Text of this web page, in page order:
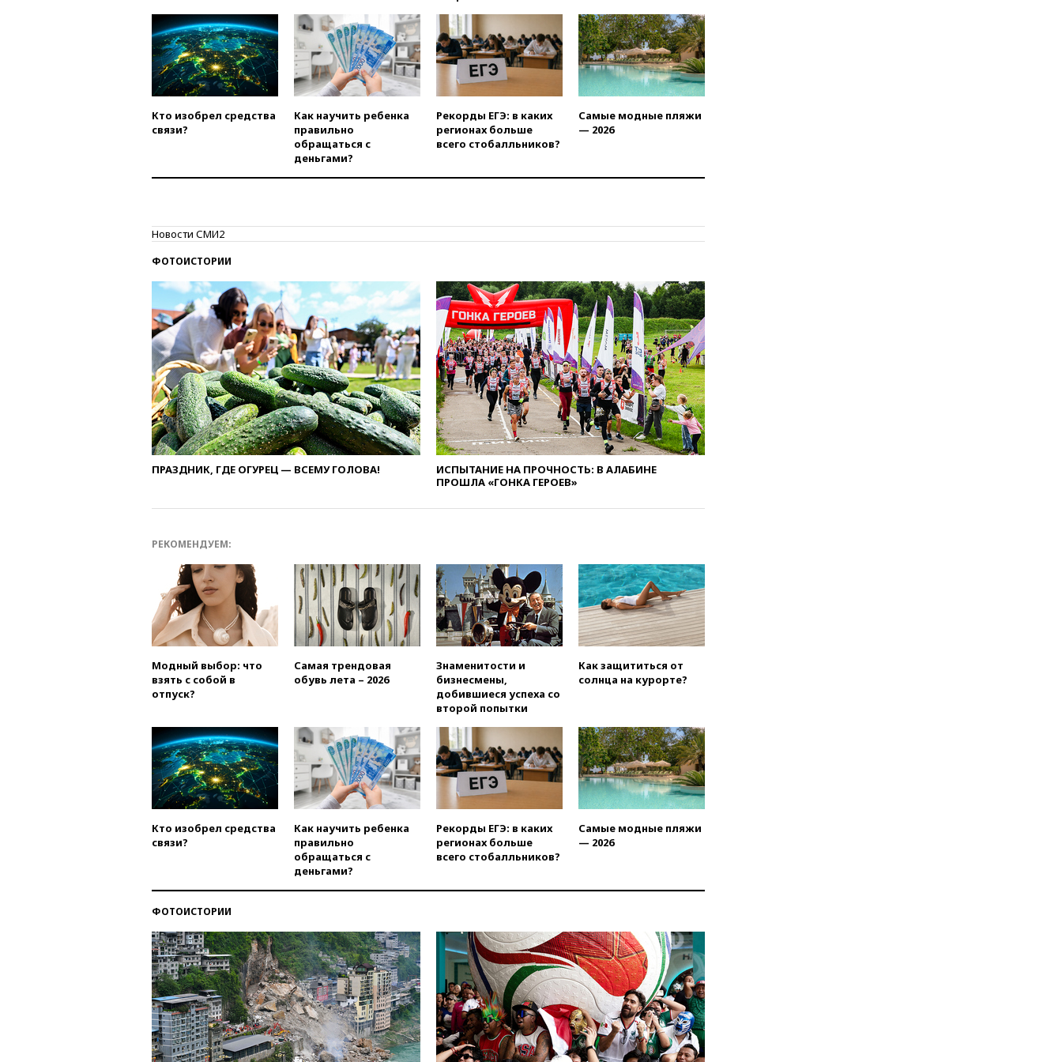
Европы в прыжках с 10-
метровой вышки
вчера, 21:10РФ не получала
обращений о прекращении
концессии строительства ж/д
в Армении
вчера, 21:00В России вновь
обсуждают эксперимент по
онлайн-продаже алкоголя
вчера, 20:45Матвиенко:
вчера, 20:35ПВО за день
вчера, 20:27Ямпольская
призвала оптимизировать
олимпиады для поступления в
вузы
вчера, 20:15Минтранс
предложил оплачивать
защиту дорог от БПЛА из
средств на ремонт
вчера, 20:00Зеленский 8
августа посетит Сербию с
официальным визитом
вчера, 19:58
отмене ЕГЭ
работу
вчера, 19:35WP: Трамп
призвал доноров-
республиканцев поддержать
Вэнса на выборах 2028 года
в РФ превысило максимум
2022 года
аэропорт Геленджика
возобновили работу
вчера, 19:00Путин уточнил
порядок присвоения воинских
званий добровольцам
Финляндии приходит в упадок
без российских туристов
введены ограничения
присоединился к критике
«Яблока»
вчера, 18:15Четыре человека
пострадали при атаках ВСУ на
Белгородскую область
вчера, 18:00Совет мира
выбрал подрядчика для
строительства военной базы в
Кто изобрел средства
связи?
Как научить ребенка
правильно
обращаться с
деньгами?
Рекорды ЕГЭ: в каких
регионах больше
всего стобалльников?
Самые модные пляжи
— 2026
Новости СМИ2
ФОТОИСТОРИИ
ПРАЗДНИК, ГДЕ ОГУРЕЦ — ВСЕМУ ГОЛОВА!
ИСПЫТАНИЕ НА ПРОЧНОСТЬ: В АЛАБИНЕ
ПРОШЛА «ГОНКА ГЕРОЕВ»
РЕКОМЕНДУЕМ:
Модный выбор: что
взять с собой в
отпуск?
Самая трендовая
обувь лета – 2026
Знаменитости и
бизнесмены,
добившиеся успеха со
второй попытки
Как защититься от
солнца на курорте?
Кто изобрел средства
связи?
Как научить ребенка
правильно
обращаться с
деньгами?
Рекорды ЕГЭ: в каких
регионах больше
всего стобалльников?
Самые модные пляжи
— 2026
ФОТОИСТОРИИ